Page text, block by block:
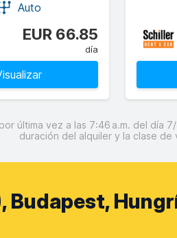
Auto
EUR 66.85
día
última vez a las 7:46 a.m. del día
duración del alquiler y la clase de
Budapest,